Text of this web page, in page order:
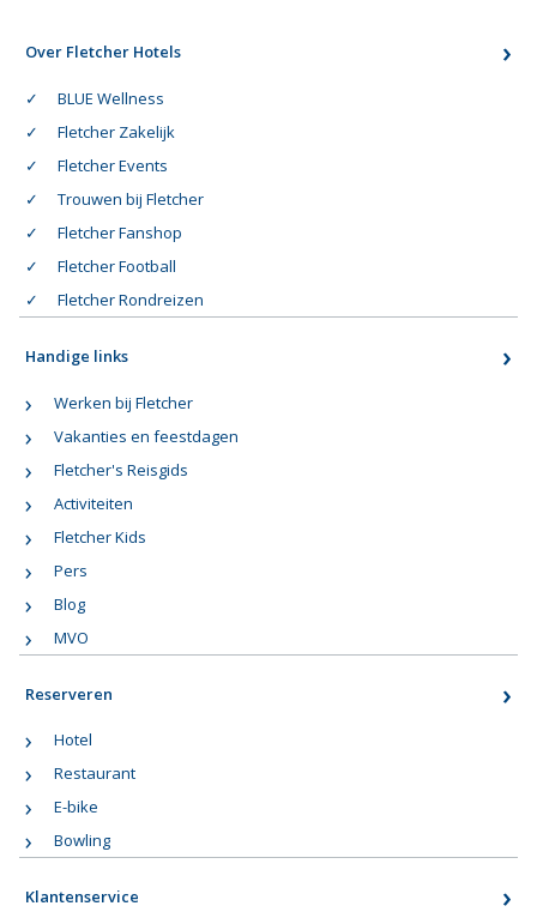
Over Fletcher Hotels
BLUE Wellness
Fletcher Zakelijk
Fletcher Events
Trouwen bij Fletcher
Fletcher Fanshop
Fletcher Football
Fletcher Rondreizen
Handige links
Werken bij Fletcher
Vakanties en feestdagen
Fletcher's Reisgids
Activiteiten
Fletcher Kids
Pers
Blog
MVO
Reserveren
Hotel
Restaurant
E-bike
Bowling
Klantenservice